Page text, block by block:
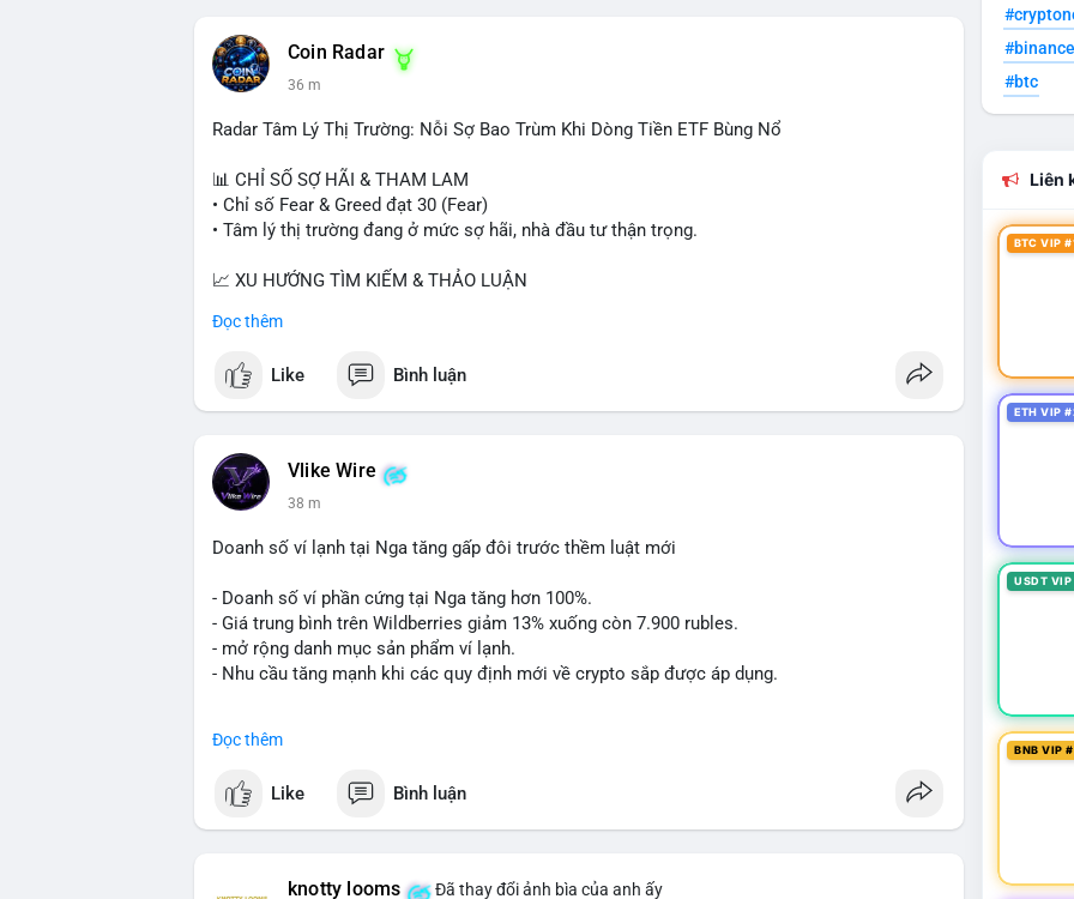
- Saga EVM bị hack 7M$, quỹ trộm chuyển sang Ethereum.
- Steak ’n Shake thưởng BTC cho nhân viên.
#binancesquare
$btc $eth $sol $xrp $cc $sky $sand $skr
#vlikevn #titanbot
📰 Nguồn: Decrypt
Coin Radar
36 m
Radar Tâm Lý Thị Trường: Nỗi Sợ Bao Trùm Khi Dòng Tiền ETF Bùng Nổ
📊 CHỈ SỐ SỢ HÃI & THAM LAM
• Chỉ số Fear & Greed đạt 30 (Fear)
• Tâm lý thị trường đang ở mức sợ hãi, nhà đầu tư thận trọng.
📈 XU HƯỚNG TÌM KIẾM & THẢO LUẬN
• LunarCrush Trending: Ethereum, Solana, Dogecoin, Polkadot, Chainlink, Taylor Swift, Tesla
💬 DÒNG CHẢY TIN TỨC & TRUYỀN THÔNG
$ACE, $RAVE và lo ngại tin xấu từ SpaceX/Musk.
• Tin tức quốc tế: US spot Bitcoin ETFs ghi nhận dòng tiền 1 tỷ USD; Nansen founder dự báo
Bitcoin không dưới 60K; Chi tiêu thẻ Crypto đạt ATH 759 triệu USD.
Tournament; Tiếp tục chiến dịch Airdrop USD1.
💡 NHẬN ĐỊNH & KHUYẾN NGHỊ
• Thị trường đang trong giai đoạn phân hóa mạnh giữa tâm lý sợ hãi ngắn hạn và kỳ vọng dài
hạn từ dòng tiền tổ chức (ETF). Cần chú ý các vùng hỗ trợ quan trọng và theo dõi sát biến
động từ các tin tức pháp lý tại Mỹ.
📊 Nguồn: Radar Tâm Lý Thị Trường
Đọc thêm
Like Bình luận
Vlike Wire
38 m
Doanh số ví lạnh tại Nga tăng gấp đôi trước thềm luật mới
- Doanh số ví phần cứng tại Nga tăng hơn 100%.
- Giá trung bình trên Wildberries giảm 13% xuống còn 7.900 rubles.
- mở rộng danh mục sản phẩm ví lạnh.
- Nhu cầu tăng mạnh khi các quy định mới về crypto sắp được áp dụng.
#vlikevn #titanbot
Đọc thêm
Like Bình luận
knotty looms Đã thay đổi ảnh bìa của anh ấy
#btc
Liên
BTC VIP
ETH VIP
USDT
BNB VIP